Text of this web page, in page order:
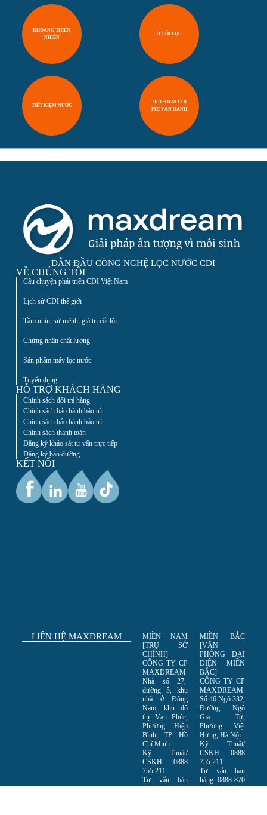
KHOÁNG THIÊN
NHIÊN
ÍT LÕI LỌC
TIẾT KIỆM NƯỚC
TIẾT KIỆM CHI
PHÍ VẬN HÀNH
DẪN ĐẦU CÔNG NGHỆ LỌC NƯỚC CDI
VỀ CHÚNG TÔI
Câu chuyện phát triển CDI Việt Nam
Lịch sử CDI thế giới
Tầm nhìn, sứ mệnh, giá trị cốt lõi
Chứng nhận chất lượng
Sản phẩm máy lọc nước
Tuyển dụng
HỖ TRỢ KHÁCH HÀNG
Chính sách đổi trả hàng
Chính sách bảo hành bảo trì
Chính sách bảo hành bảo trì
Chính sách thanh toán
Đăng ký khảo sát tư vấn trực tiếp
Đăng ký bảo dưỡng
KẾT NỐI
LIÊN HỆ MAXDREAM
MIỀN NAM
[TRỤ SỞ
CHÍNH]
CÔNG TY CP
MAXDREAM
Nhà số 27,
đường 5, khu
nhà ở Đông
Nam, khu đô
thị Vạn Phúc,
Phường Hiệp
Bình, TP. Hồ
Chí Minh
Kỹ Thuật/
CSKH: 0888
755 211
Tư vấn bán
hàng: 0888 870
MIỀN BẮC
[VĂN
PHÒNG ĐẠI
DIỆN MIỀN
BẮC]
CÔNG TY CP
MAXDREAM
Số 46 Ngõ 332,
Đường Ngô
Gia Tự,
Phường Việt
Hưng, Hà Nội
Kỹ Thuật/
CSKH: 0888
755 211
Tư vấn bán
hàng: 0888 870
968